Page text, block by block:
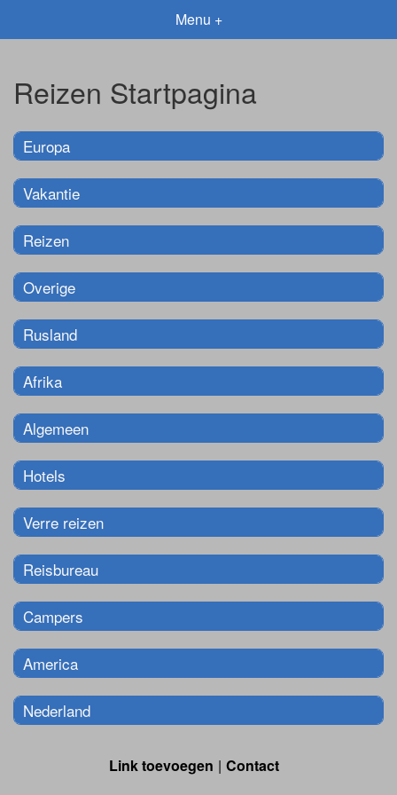
Menu +
Reizen Startpagina
Europa
Vakantie
Reizen
Overige
Rusland
Afrika
Algemeen
Hotels
Verre reizen
Reisbureau
Campers
America
Nederland
Link toevoegen Contact